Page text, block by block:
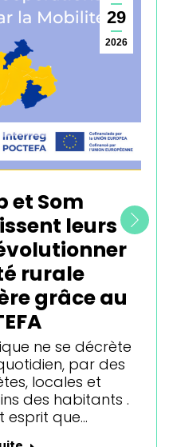
29
2026
et Som
leurs
rurale
grâce au
ne se décrète
par des
locales et
des habitants .
esprit que…